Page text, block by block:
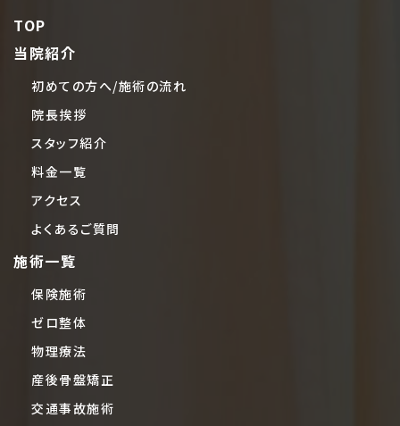
TOP
当院紹介
初めての方へ/施術の流れ
院長挨拶
スタッフ紹介
料金一覧
アクセス
よくあるご質問
施術一覧
保険施術
ゼロ整体
物理療法
産後骨盤矯正
交通事故施術